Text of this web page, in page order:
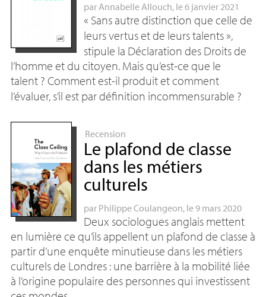
parAnnabelle Allouch, le 6 janvier 2021
« Sans autre distinction que celle de
leurs vertus et de leurs talents»,
stipule la Déclaration des Droits de
l’homme et du citoyen. Mais qu’est-ce que le
talent ? Comment est-il produit et comment
l’évaluer, s’il est par définition incommensurable ?
Recension
Le plafond de classe
dans les métiers
culturels
par Philippe Coulangeon, le 9 mars 2020
Deux sociologues anglais mettent
en lumière ce qu’ils appellent un plafond de classe à
partir d’une enquête minutieuse dans les métiers
culturels de Londres : une barrière à la mobilité liée
à l’origine populaire des personnes qui investissent